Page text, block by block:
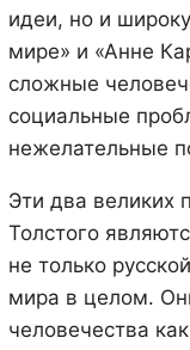
идеи, но и
мире» и «Анне
сложные
социальные
нежелательные
Эти два великих
Толстого
не только
мира в целом.
человечества